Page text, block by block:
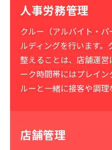
人事労務管理
クルー（アルバイト・
ルディングを行います。
整えることは、店舗運
ーク時間帯にはプレイン
ルーと一緒に接客や調理
店舗管理